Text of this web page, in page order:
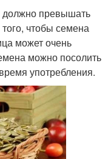
должно превышать
чтобы семена
может очень
можно посолить
употребления.